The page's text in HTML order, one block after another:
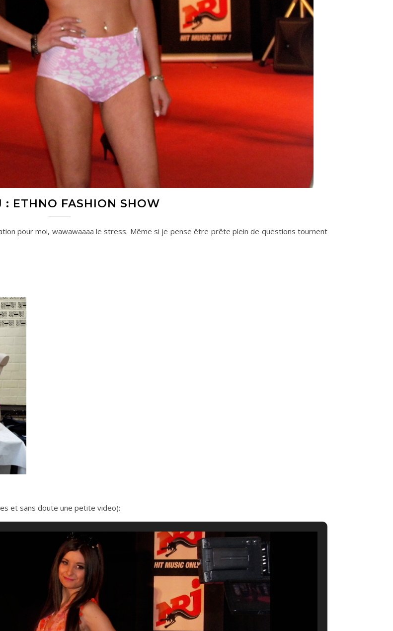
: ETHNO FASHION SHOW
pour moi, wawawaaaa le stress. Même si je pense être prête plein de questions tournent
et sans doute une petite video):